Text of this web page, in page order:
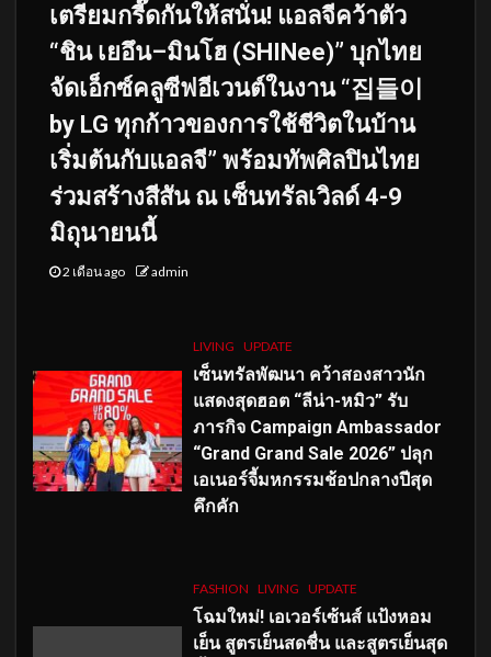
เตรียมกรี๊ดกันให้สนั่น! แอลจีคว้าตัว
“ชิน เยอึน–มินโฮ (SHINee)” บุกไทย
จัดเอ็กซ์คลูซีฟอีเวนต์ในงาน “집들이
by LG ทุกก้าวของการใช้ชีวิตในบ้าน
เริ่มต้นกับแอลจี” พร้อมทัพศิลปินไทย
ร่วมสร้างสีสัน ณ เซ็นทรัลเวิลด์ 4-9
มิถุนายนนี้
2 เดือน ago admin
LIVING UPDATE
เซ็นทรัลพัฒนา คว้าสองสาวนัก
แสดงสุดฮอต “ลีน่า-หมิว” รับ
ภารกิจ Campaign Ambassador
“Grand Grand Sale 2026” ปลุก
เอเนอร์จี้มหกรรมช้อปกลางปีสุด
คึกคัก
FASHION LIVING UPDATE
โฉมใหม่! เอเวอร์เซ้นส์ แป้งหอม
เย็น สูตรเย็นสดชื่น และสูตรเย็นสุด